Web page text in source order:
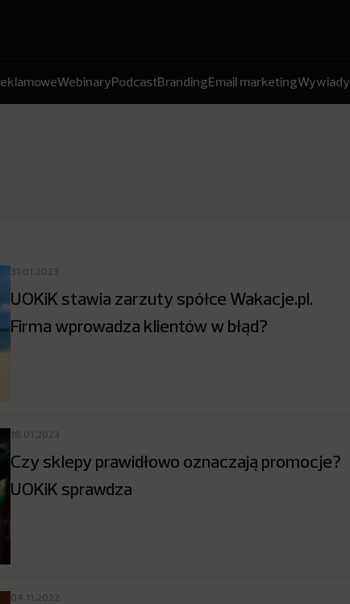
WebinaryPodcastBrandingEmail marketingWywiady
31.01.2023
UOKiK stawia zarzuty spółce Wakacje.pl.
Firma wprowadza klientów w błąd?
18.01.2023
Czy sklepy prawidłowo oznaczają promocje?
UOKiK sprawdza
04.11.2022